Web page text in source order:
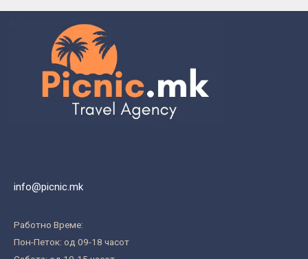
info@picnic.mk
Работно Време:
Пон-Петок: од 09-18 часот